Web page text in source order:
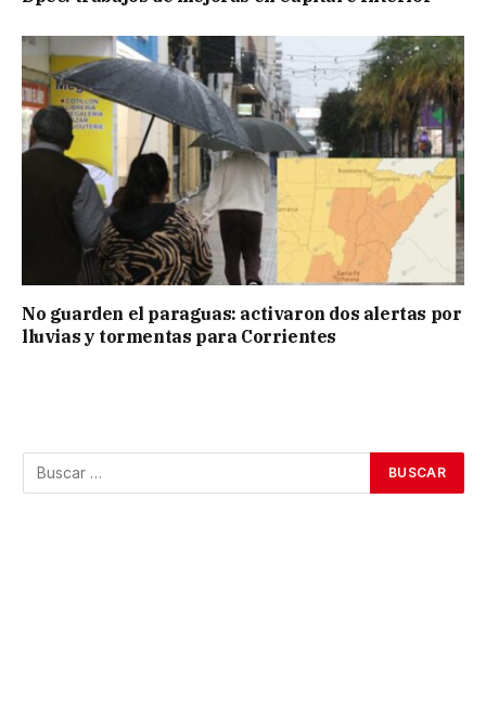
No guarden el paraguas: activaron dos alertas por
lluvias y tormentas para Corrientes